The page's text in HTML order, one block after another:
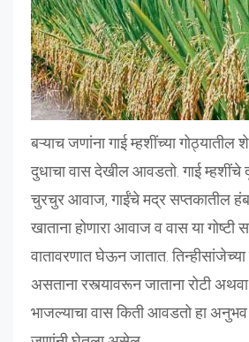
बऱ्याच जणांना गाई म्हशींच्या
दुधाचा वास देखील आवडतो. गाई म्हशींचे
चुरचुर आवाज, गाईंचे मद्र सप्तकातील
खाताना होणारा आवाज व वास या गोष्टी
वातावरणात घेऊन जातात.
असताना रस्त्यावरून जाताना रोटी
भाजल्याचा वास किती आवडतो हा